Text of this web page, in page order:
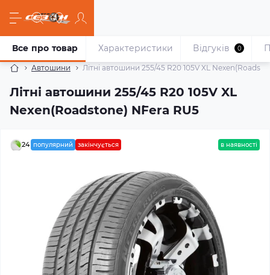
Автошини Літні автошини 255/45 R20 105V XL
Літні автошини 255/45 R20 105V XL
Nexen(Roadstone) N`Fera RU5
Все про товар Характеристики Відгуків 0
24 популярний закінчується в наявності